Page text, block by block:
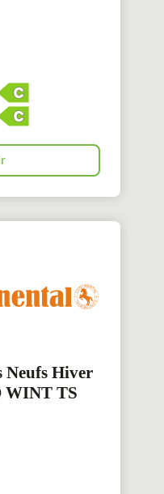
Neufs Hiver
WINT TS